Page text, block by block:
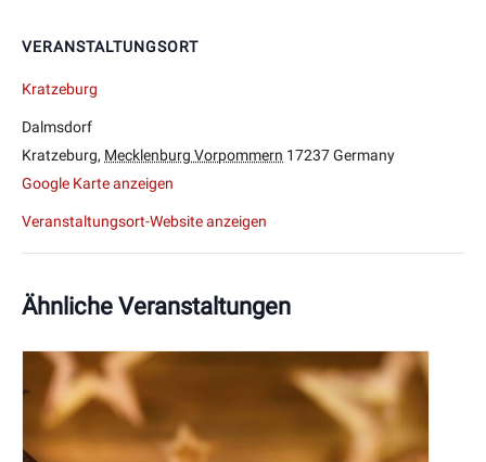
VERANSTALTUNGSORT
Kratzeburg
Dalmsdorf
Kratzeburg, Mecklenburg Vorpommern 17237Germany
Google Karte anzeigen
Veranstaltungsort-Website anzeigen
Ähnliche Veranstaltungen